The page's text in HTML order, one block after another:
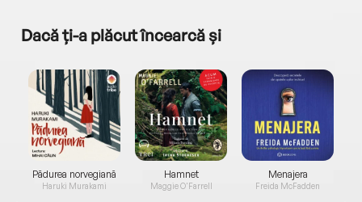
Dacă ți-a plăcut încearcă și
Pădurea norvegiană
Haruki Murakami
Hamnet
Maggie O'Farrell
Menajera
Freida McFadden